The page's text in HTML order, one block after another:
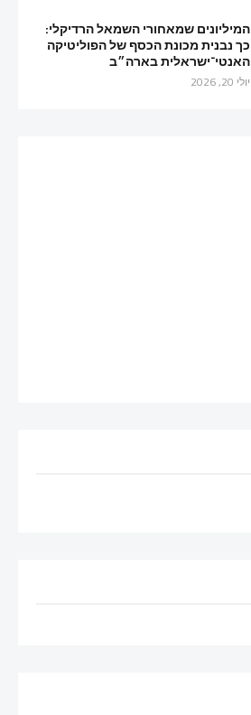
המיליונים שמאחורי השמאל הרדיקלי:
כך נבנית מכונת הכסף של הפוליטיקה
האנטי־ישראלית בארה״ב
יולי 20, 2026